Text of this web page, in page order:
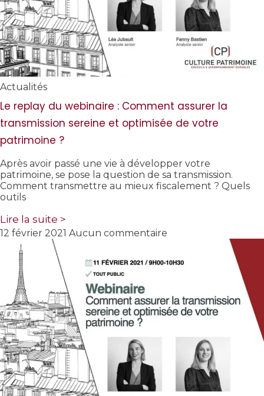
Actualités
Le replay du webinaire : Comment assurer la
transmission sereine et optimisée de votre
patrimoine ?
Après avoir passé une vie à développer votre
patrimoine, se pose la question de sa transmission.
Comment transmettre au mieux fiscalement ? Quels
outils
Lire la suite >
12 février 2021 Aucun commentaire